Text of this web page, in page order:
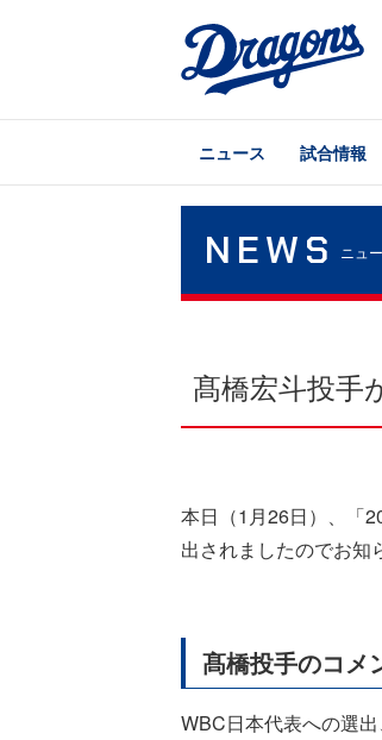
ニュース 試合情報
NEWS ニュ
髙橋宏斗投手
本日（1月26日）、「
出されましたのでお知
髙橋投手のコメ
WBC日本代表への選出